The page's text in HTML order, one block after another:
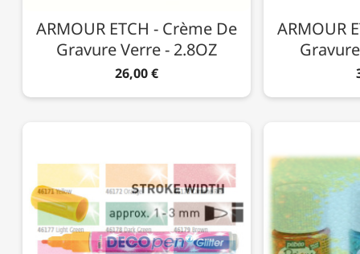
ARMOUR ETCH - Crème De
Gravure Verre - 2.8OZ
26,00 €
ARMOUR